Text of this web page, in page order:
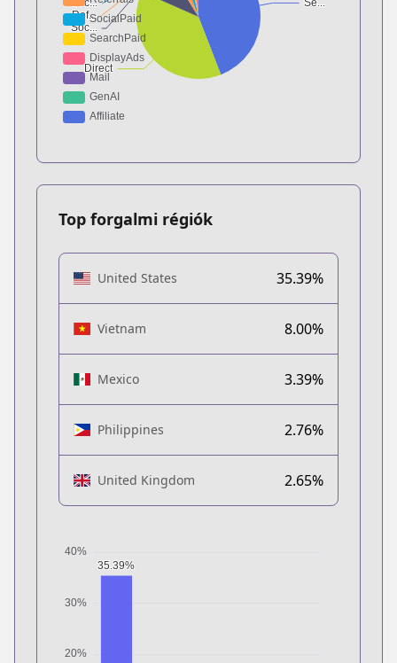
Top forgalmi régiók
United States 35.39%
Vietnam 8.00%
Mexico 3.39%
Philippines 2.76%
United Kingdom 2.65%